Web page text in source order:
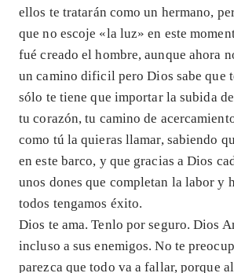
ellos te tratarán como un hermano,
que no escoje «la luz» en este
fué creado el hombre, aunque ahora
un camino dificil pero Dios sabe que
sólo te tiene que importar la subida
tu corazón, tu camino de
como tú la quieras llamar, sabiendo
en este barco, y que gracias a Dios
unos dones que completan la labor y
todos tengamos éxito.
Dios te ama. Tenlo por seguro. Dios
incluso a sus enemigos. No te
parezca que todo va a fallar, porque